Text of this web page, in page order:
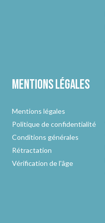
Mentions légales
Mentions légales
Politique de confidentialité
Conditions générales
Rétractation
Vérification de l'âge